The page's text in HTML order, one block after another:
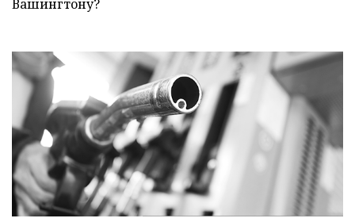
Вашингтону?